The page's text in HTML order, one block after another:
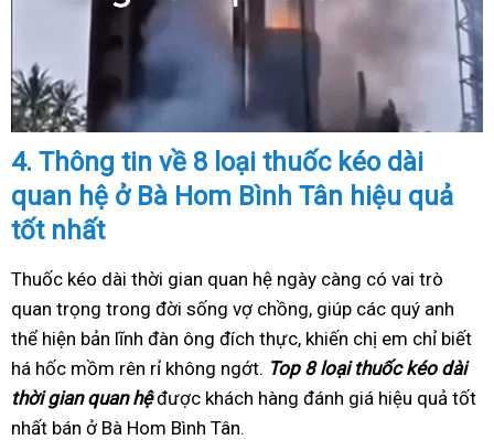
4. Thông tin về 8 loại thuốc kéo dài
quan hệ ở Bà Hom Bình Tân hiệu quả
tốt nhất
Thuốc kéo dài thời gian quan hệ ngày càng có vai trò
quan trọng trong đời sống vợ chồng, giúp các quý anh
thể hiện bản lĩnh đàn ông đích thực, khiến chị em chỉ biết
há hốc mồm rên rỉ không ngớt. Top 8 loại thuốc kéo dài
thời gian quan hệđược khách hàng đánh giá hiệu quả tốt
nhất bán ở Bà Hom Bình Tân.